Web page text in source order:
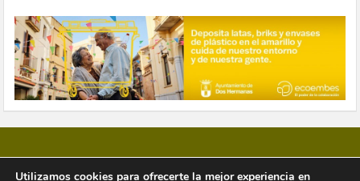
Utilizamos cookies para ofrecerte la mejor experiencia en